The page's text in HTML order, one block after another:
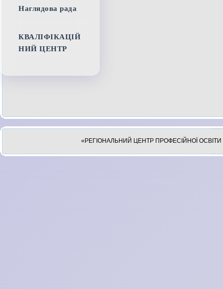
Наглядова рада
КВАЛІФІКАЦІЙ
НИЙ ЦЕНТР
«РЕГІОНАЛЬНИЙ ЦЕНТР ПРОФЕСІЙНОЇ